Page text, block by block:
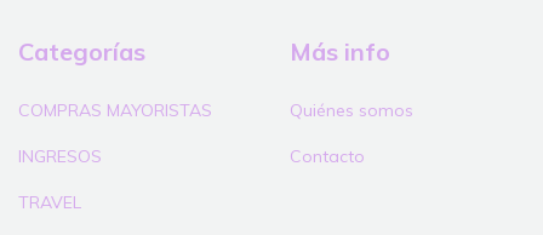
Categorías
COMPRAS MAYORISTAS
INGRESOS
TRAVEL
Más info
Quiénes somos
Contacto